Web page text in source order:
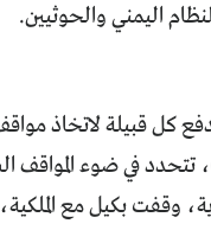
اليمني والحوثيين.
كل قبيلة لاتخاذ
تتحدد في ضوء المواقف
وقفت بكيل مع